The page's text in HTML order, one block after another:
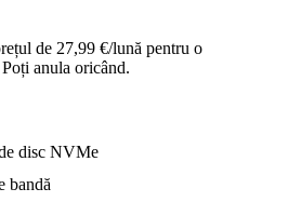
de 27,99 €/lună pentru o
anula oricând.
disc NVMe
bandă